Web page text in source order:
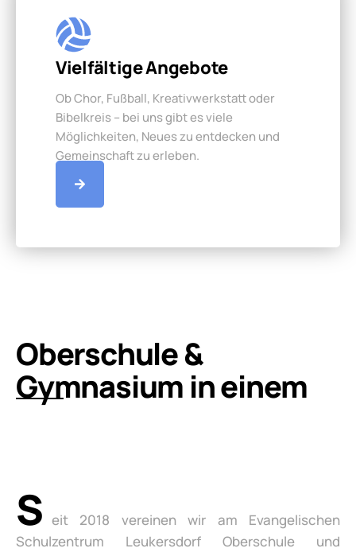
Vielfältige Angebote
Ob Chor, Fußball, Kreativwerkstatt oder
Bibelkreis – bei uns gibt es viele
Möglichkeiten, Neues zu entdecken und
Gemeinschaft zu erleben.
Oberschule &
Gymnasium in einem
S eit 2018 vereinen wir am Evangelischen
Schulzentrum Leukersdorf Oberschule und